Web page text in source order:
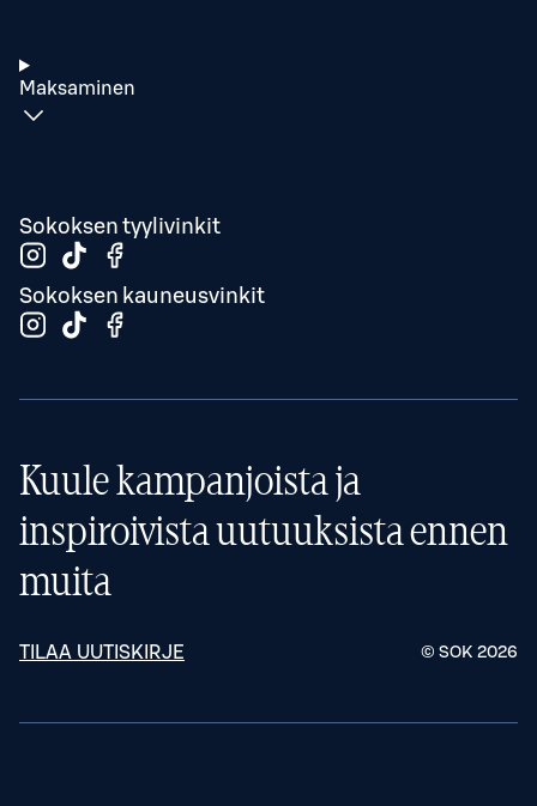
Maksaminen
Sokoksen tyylivinkit
Sokoksen kauneusvinkit
Kuule kampanjoista ja
inspiroivista uutuuksista ennen
muita
TILAA UUTISKIRJE © SOK 2026